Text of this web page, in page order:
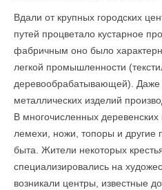
Вдали от крупных городских
путей процветало кустарное
фабричным оно было
легкой промышленности
деревообрабатывающей). Даже
металлических изделий
В многочисленных деревенских
лемехи, ножи, топоры и другие
быта. Жители некоторых
специализировались на
возникали центры, известные